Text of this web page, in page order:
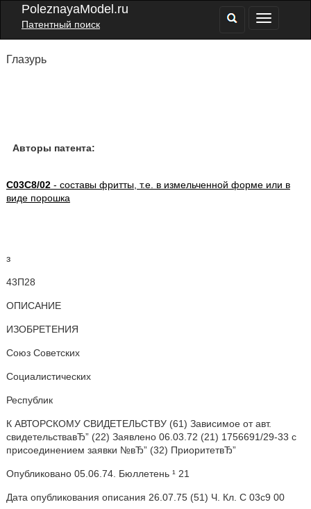
PoleznayaModel.ru
Патентный поиск
Глазурь
Авторы патента:
C03C8/02- составы фритты, т.е. в измельченной форме или в
виде порошка
з
43П28
ОПИСАНИЕ
ИЗОБРЕТЕНИЯ
Союз Советских
Социалистических
Республик
К АВТОРСКОМУ СВИДЕТЕЛЬСТВУ (61) Зависимое от авт.
свидетельствавЂ” (22) Заявлено 06.03.72 (21) 1756691/29-33 с
присоединением заявки №вЂ” (32) ПриоритетвЂ”
Опубликовано 05.06.74. Бюллетень ¹ 21
Дата опубликования описания 26.07.75 (51) Ч. Кл. С 03с9 00